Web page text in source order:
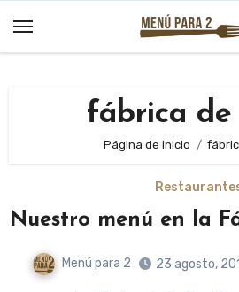
fábrica de
Página de inicio
Nuestro menú en la
Menú para 2 23 agosto,